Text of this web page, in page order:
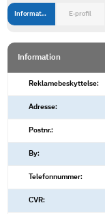
Information E-profil
Information
Reklamebeskyttelse:
Adresse:
Postnr.:
By:
Telefonnummer:
CVR: